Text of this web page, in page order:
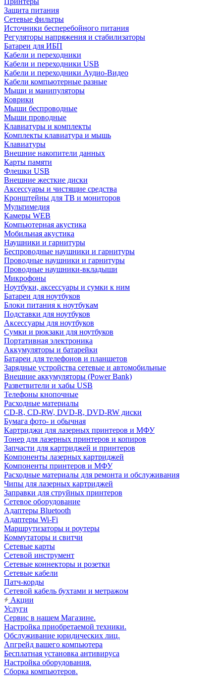
Защита питания
Сетевые фильтры
Источники бесперебойного питания
Регуляторы напряжения и стабилизаторы
Батареи для ИБП
Кабели и переходники
Кабели и переходники USB
Кабели и переходники Аудио-Видео
Кабели компьютерные разные
Мыши и манипуляторы
Коврики
Мыши беспроводные
Мыши проводные
Клавиатуры и комплекты
Комплекты клавиатура и мышь
Клавиатуры
Внешние накопители данных
Карты памяти
Флешки USB
Внешние жесткие диски
Аксессуары и чистящие средства
Кронштейны для ТВ и мониторов
Мультимедия
Камеры WEB
Компьютерная акустика
Мобильная акустика
Наушники и гарнитуры
Беспроводные наушники и гарнитуры
Проводные наушники и гарнитуры
Проводные наушники-вкладыши
Микрофоны
Ноутбуки, аксессуары и сумки к ним
Батареи для ноутбуков
Блоки питания к ноутбукам
Подставки для ноутбуков
Аксессуары для ноутбуков
Сумки и рюкзаки для ноутбуков
Портативная электроника
Аккумуляторы и батарейки
Батареи для телефонов и планшетов
Зарядные устройства сетевые и автомобильные
Внешние аккумуляторы (Power Bank)
Разветвители и хабы USB
Телефоны кнопочные
Расходные материалы
CD-R, CD-RW, DVD-R, DVD-RW диски
Бумага фото- и обычная
Картриджи для лазерных принтеров и МФУ
Тонер для лазерных принтеров и копиров
Запчасти для картриджей и принтеров
Компоненты лазерных картриджей
Компоненты принтеров и МФУ
Расходные материалы для ремонта и обслуживания
Чипы для лазерных картриджей
Заправки для струйных принтеров
Сетевое оборудование
Адаптеры Bluetooth
Адаптеры Wi-Fi
Маршрутизаторы и роутеры
Коммутаторы и свитчи
Сетевые карты
Сетевой инструмент
Сетевые коннекторы и розетки
Сетевые кабели
Патч-корды
Сетевой кабель бухтами и метражом
Акции
Услуги
Сервис в нашем Магазине.
Настройка приобретаемой техники.
Обслуживание юридических лиц.
Апгрейд вашего компьютера
Бесплатная установка антивируса
Настройка оборудования.
Сборка компьютеров.